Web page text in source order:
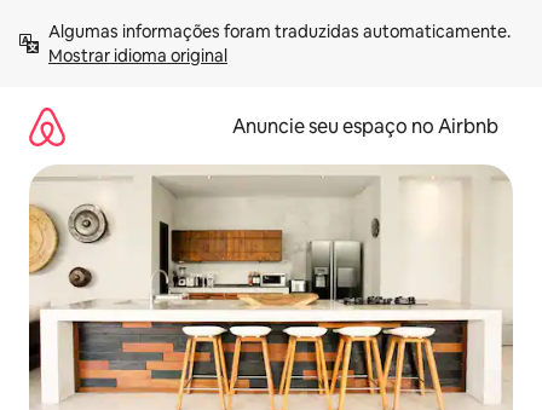
para
Mostrar idioma original
Anuncie seu espaço no Airbnb